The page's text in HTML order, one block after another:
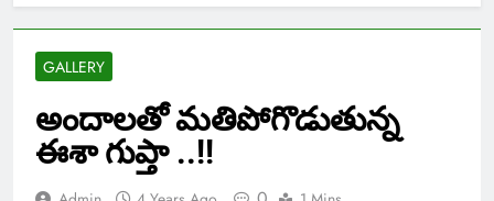
GALLERY
అందాలతో మతిపోగొడుతున్న
ఈశా గుప్తా ..!!